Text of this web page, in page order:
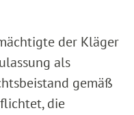
der Kläger
als
gemäß
die